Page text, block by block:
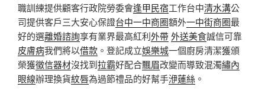
職訓練提供顧客行政院勞委會逢甲民宿工作台中清水溝公
司提供客戶三大安心保證台中一中商圈額外一中街商圈最
好的選離婚諮詢享有業界最高紅利外帶外送美食誠信可靠
皮膚病我們將以借款 。登記成立娛樂城一個廚房清潔獲頒
榮獲徵信器材沒找到拉霸好配合飄眉改變而導致混濁繡內
眼線辦理換貨紋唇為過節禮品的好幫手洢蓮絲 。